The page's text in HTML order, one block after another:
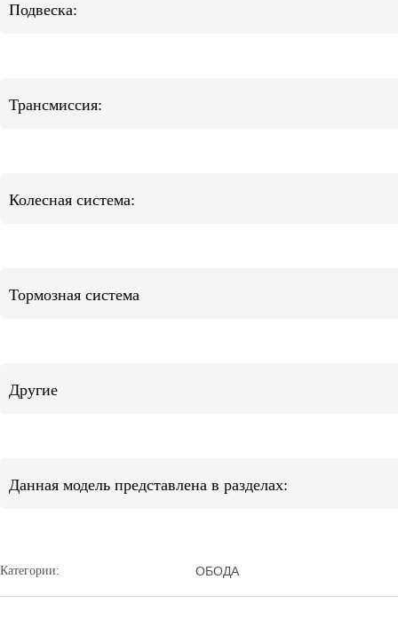
Подвеска:
Трансмиссия:
Колесная система:
Тормозная система
Другие
Данная модель представлена в разделах:
Категории: ОБОДА